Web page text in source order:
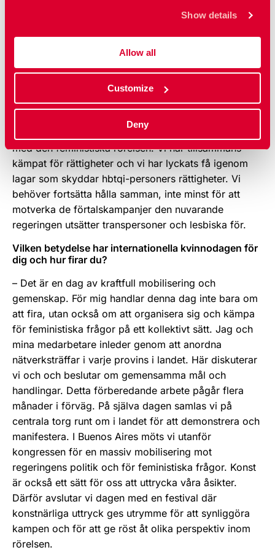
Show details
Allow all
Customize
Deny
en vänligare och bättre värld, utifrån den feministiska
"Ingenting är för litet och ingenting är omöjligt". Alla
kan vara med och bidra på sitt sätt.
Argentina idag?
– Hbtqi-rörelsen i Argentina är nära sammankopplad
med den feministiska rörelsen. Vi har tillsammans
kämpat för rättigheter och vi har lyckats få igenom
lagar som skyddar hbtqi-personers rättigheter. Vi
behöver fortsätta hålla samman, inte minst för att
motverka de förtalskampanjer den nuvarande
regeringen utsätter transpersoner och lesbiska för.
Vilken betydelse har internationella kvinnodagen för
dig och hur firar du?
– Det är en dag av kraftfull mobilisering och
gemenskap. För mig handlar denna dag inte bara om
att fira, utan också om att organisera sig och kämpa
för feministiska frågor på ett kollektivt sätt. Jag och
mina medarbetare inleder genom att anordna
nätverksträffar i varje provins i landet. Här diskuterar
vi och och beslutar om gemensamma mål och
handlingar. Detta förberedande arbete pågår flera
månader i förväg. På själva dagen samlas vi på
centrala torg runt om i landet för att demonstrera och
manifestera. I Buenos Aires möts vi utanför
kongressen för en massiv mobilisering mot
regeringens politik och för feministiska frågor. Konst
är också ett sätt för oss att uttrycka våra åsikter.
Därför avslutar vi dagen med en festival där
konstnärliga uttryck ges utrymme för att synliggöra
kampen och för att ge röst åt olika perspektiv inom
rörelsen.